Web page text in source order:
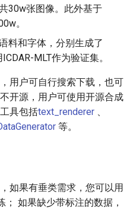
30w张图像。此外基于
。
料和字体，分别生成了
MLT作为验证集。
用户可自行搜索下载，也可
开源，用户可使用开源合成
具包括text_renderer 、
等。
如果有垂类需求，您可以用
； 如果缺少带标注的数据，